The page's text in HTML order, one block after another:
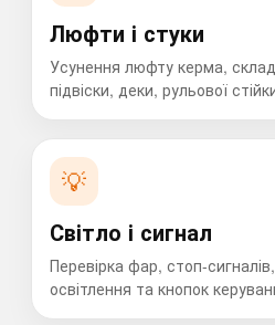
Люфти і стуки
Усунення люфту керма,
підвіски, деки, рульової
💡
Світло і сигнал
Перевірка фар, стоп-
освітлення та кнопок